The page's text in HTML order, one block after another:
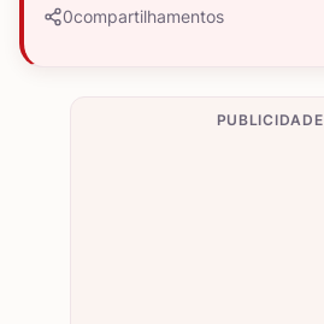
0compartilhamentos
PUBLICIDADE